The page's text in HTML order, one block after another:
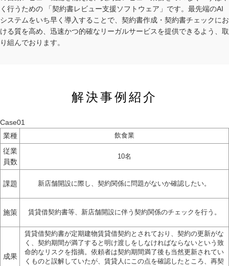
く行うための 「契約書レビュー支援ソフトウェア」です。最先端のAI
システムをいち早く導入することで、契約書作成・契約書チェックにお
ける質を高め、迅速かつ的確なリーガルサービスを提供できるよう、取
り組んでおります。
解決事例紹介
Case01
業種
飲食業
従業
員数
10名
課題 新店舗開設に際し、契約関係に問題がないか確認したい。
施策 賃貸借契約書等、新店舗開設に伴う契約関係のチェックを行う。
成果
賃貸借契約書が定期建物賃貸借契約とされており、契約の更新がな
く、契約期間が満了すると明け渡しをしなければならないという致
命的なリスクを指摘。 依頼者は契約期間満了後も当然更新されてい
くものと誤解していたが、賃貸人にこの点を確認したところ、再契